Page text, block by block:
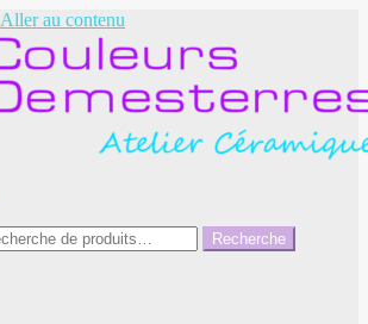
Aller au contenu
Recherche